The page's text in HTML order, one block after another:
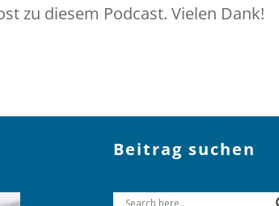
zu diesem Podcast. Vielen Dank!
Beitrag suchen